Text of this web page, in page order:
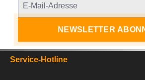
NEWSLETTER
Service-Hotline